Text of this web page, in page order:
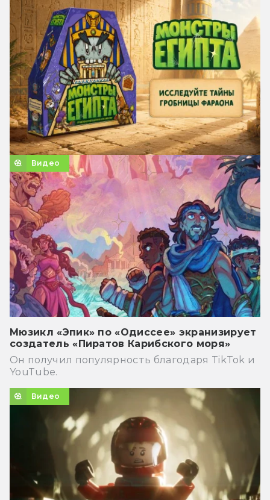
Видео
Мюзикл «Эпик» по «Одиссее» экранизирует
создатель «Пиратов Карибского моря»
Он получил популярность благодаря TikTok и
YouTube.
Видео